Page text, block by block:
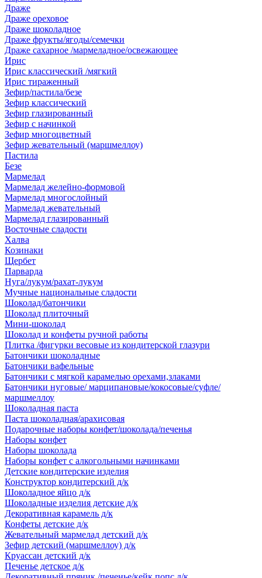
Драже
Драже ореховое
Драже шоколадное
Драже фрукты/ягоды/семечки
Драже сахарное /мармеладное/освежающее
Ирис
Ирис классический /мягкий
Ирис тираженный
Зефир/пастила/безе
Зефир классический
Зефир глазированный
Зефир с начинкой
Зефир многоцветный
Зефир жевательный (маршмеллоу)
Пастила
Безе
Мармелад
Мармелад желейно-формовой
Мармелад многослойный
Мармелад жевательный
Мармелад глазированный
Восточные сладости
Халва
Козинаки
Щербет
Парварда
Нуга/лукум/рахат-лукум
Мучные национальные сладости
Шоколад/батончики
Шоколад плиточный
Мини-шоколад
Шоколад и конфеты ручной работы
Плитка /фигурки весовые из кондитерской глазури
Батончики шоколадные
Батончики вафельные
Батончики с мягкой карамелью орехами,злаками
Батончики нуговые/ марципановые/кокосовые/суфле/
маршмеллоу
Шоколадная паста
Паста шоколадная/арахисовая
Подарочные наборы конфет/шоколада/печенья
Наборы конфет
Наборы шоколада
Наборы конфет с алкогольными начинками
Детские кондитерские изделия
Конструктор кондитерский д/к
Шоколадное яйцо д/к
Шоколадные изделия детские д/к
Декоративная карамель д/к
Конфеты детские д/к
Жевательный мармелад детский д/к
Зефир детский (маршмеллоу) д/к
Круассан детский д/к
Печенье детское д/к